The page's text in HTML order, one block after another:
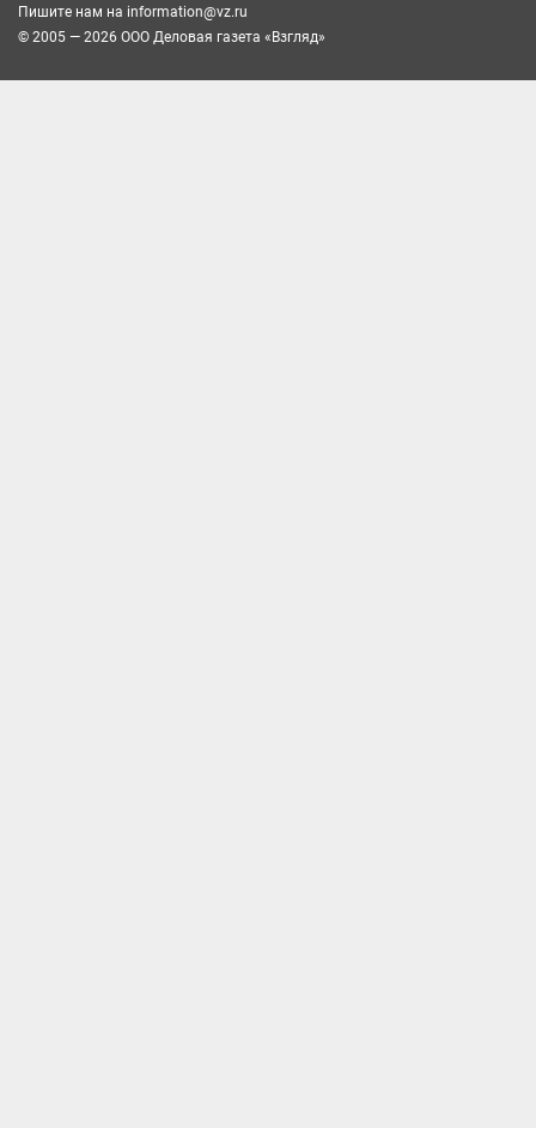
Пишите нам на information@vz.ru
© 2005 — 2026 ООО Деловая газета «Взгляд»